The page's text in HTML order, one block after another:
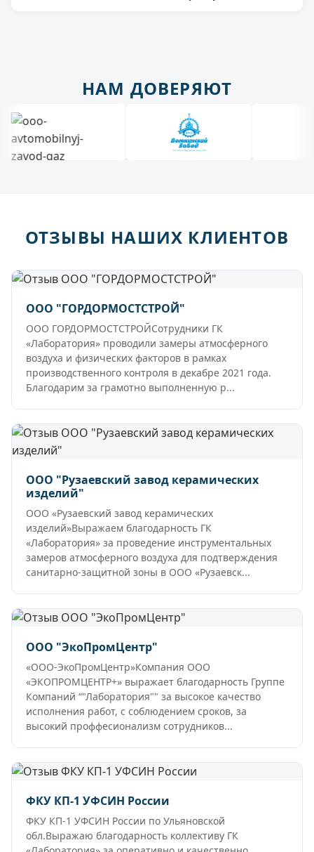
НАМ ДОВЕРЯЮТ
ОТЗЫВЫ НАШИХ КЛИЕНТОВ
ООО "ГОРДОРМОСТСТРОЙ"
ООО ГОРДОРМОСТСТРОЙСотрудники ГК
«Лаборатория» проводили замеры атмосферного
воздуха и физических факторов в рамках
производственного контроля в декабре 2021 года.
Благодарим за грамотно выполненную р...
ООО "Рузаевский завод керамических
изделий"
ООО «Рузаевский завод керамических
изделий»Выражаем благодарность ГК
«Лаборатория» за проведение инструментальных
замеров атмосферного воздуха для подтверждения
санитарно-защитной зоны в ООО «Рузаевск...
ООО "ЭкоПромЦентр"
«ООО-ЭкоПромЦентр»Компания ООО
«ЭКОПРОМЦЕНТР+» выражает благодарность Группе
Компаний “"Лаборатория"" за высокое качество
исполнения работ, с соблюдением сроков, за
высокий проффесионализм сотрудников...
ФКУ КП-1 УФСИН России
ФКУ КП-1 УФСИН России по Ульяновской
обл.Выражаю благодарность коллективу ГК